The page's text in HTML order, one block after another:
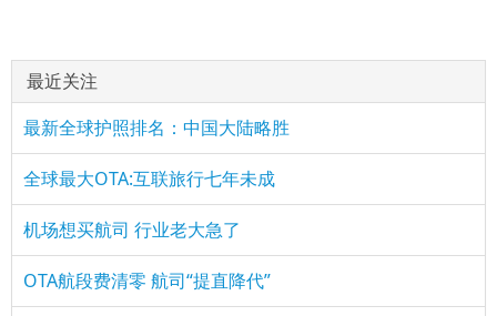
最近关注
最新全球护照排名：中国大陆略胜
全球最大OTA:互联旅行七年未成
机场想买航司 行业老大急了
OTA航段费清零 航司“提直降代”